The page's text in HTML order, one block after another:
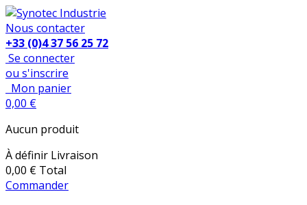
Nous contacter
+33 (0)4 37 56 25 72
Se connecter
ou s'inscrire
Mon panier
0,00 €
Aucun produit
À définir Livraison
0,00 € Total
Commander